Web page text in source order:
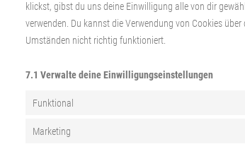
klickst, gibst du uns deine Einwilligung alle von dir
verwenden. Du kannst die Verwendung von Cookies
Umständen nicht richtig funktioniert.
7.1 Verwalte deine Einwilligungseinstellungen
Funktional
Marketing